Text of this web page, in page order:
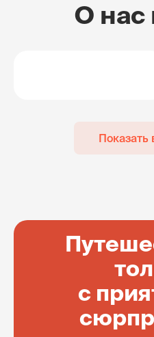
О нас
Показать
с